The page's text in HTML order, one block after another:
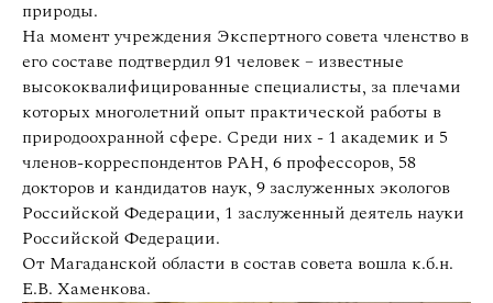
природы.
На момент учреждения Экспертного совета членство в
его составе подтвердил 91 человек – известные
высококвалифицированные специалисты, за плечами
которых многолетний опыт практической работы в
природоохранной сфере. Cреди них - 1 академик и 5
членов-корреспондентов РАН, 6 профессоров, 58
докторов и кандидатов наук, 9 заслуженных экологов
Российской Федерации, 1 заслуженный деятель науки
Российской Федерации.
От Магаданской области в состав совета вошла к.б.н.
Е.В. Хаменкова.